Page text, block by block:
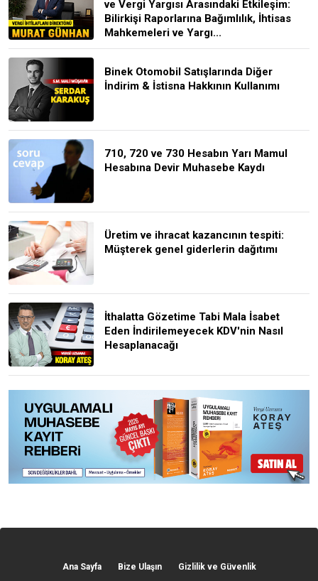
ve Vergi Yargısı Arasındaki Etkileşim:
Bilirkişi Raporlarına Bağımlılık, İhtisas
Mahkemeleri ve Yargı...
Binek Otomobil Satışlarında Diğer
İndirim & İstisna Hakkının Kullanımı
710, 720 ve 730 Hesabın Yarı Mamul
Hesabına Devir Muhasebe Kaydı
Üretim ve ihracat kazancının tespiti:
Müşterek genel giderlerin dağıtımı
İthalatta Gözetime Tabi Mala İsabet
Eden İndirilemeyecek KDV'nin Nasıl
Hesaplanacağı
Ana Sayfa Bize Ulaşın Gizlilik ve Güvenlik